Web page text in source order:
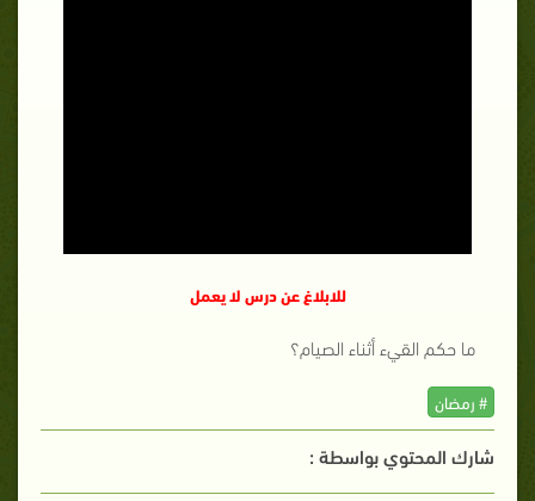
للابلاغ عن درس لا يعمل
ما حكم القيء أثناء الصيام؟
# رمضان
شارك المحتوي بواسطة :